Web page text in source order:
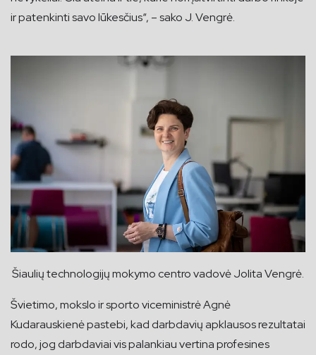
ir patenkinti savo lūkesčius“, – sako J. Vengrė.
Šiaulių technologijų mokymo centro vadovė Jolita Vengrė.
Švietimo, mokslo ir sporto viceministrė Agnė
Kudarauskienė pastebi, kad darbdavių apklausos rezultatai
rodo, jog darbdaviai vis palankiau vertina profesines